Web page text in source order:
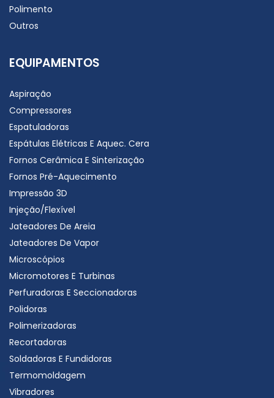
Polimento
Outros
EQUIPAMENTOS
Aspiração
Compressores
Espatuladoras
Espátulas Elétricas E Aquec. Cera
Fornos Cerâmica E Sinterização
Fornos Pré-Aquecimento
Impressão 3D
Injeção/Flexível
Jateadores De Areia
Jateadores De Vapor
Microscópios
Micromotores E Turbinas
Perfuradoras E Seccionadoras
Polidoras
Polimerizadoras
Recortadoras
Soldadoras E Fundidoras
Termomoldagem
Vibradores